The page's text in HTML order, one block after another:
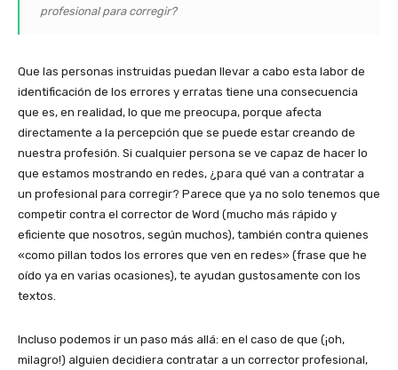
profesional para corregir?
Que las personas instruidas puedan llevar a cabo esta labor de
identificación de los errores y erratas tiene una consecuencia
que es, en realidad, lo que me preocupa, porque afecta
directamente a la percepción que se puede estar creando de
nuestra profesión. Si cualquier persona se ve capaz de hacer lo
que estamos mostrando en redes, ¿para qué van a contratar a
un profesional para corregir? Parece que ya no solo tenemos que
competir contra el corrector de Word (mucho más rápido y
eficiente que nosotros, según muchos), también contra quienes
«como pillan todos los errores que ven en redes» (frase que he
oído ya en varias ocasiones), te ayudan gustosamente con los
textos.
Incluso podemos ir un paso más allá: en el caso de que (¡oh,
milagro!) alguien decidiera contratar a un corrector profesional,